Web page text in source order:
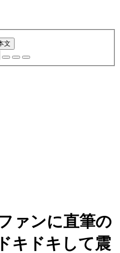
文
ァンに直筆の
キドキして震